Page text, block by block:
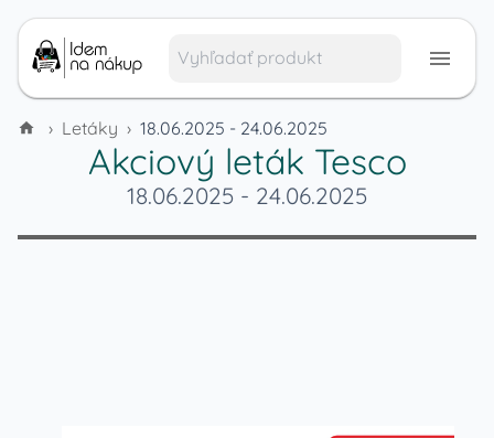
› Letáky › 18.06.2025 - 24.06.2025
Akciový leták Tesco
18.06.2025 - 24.06.2025